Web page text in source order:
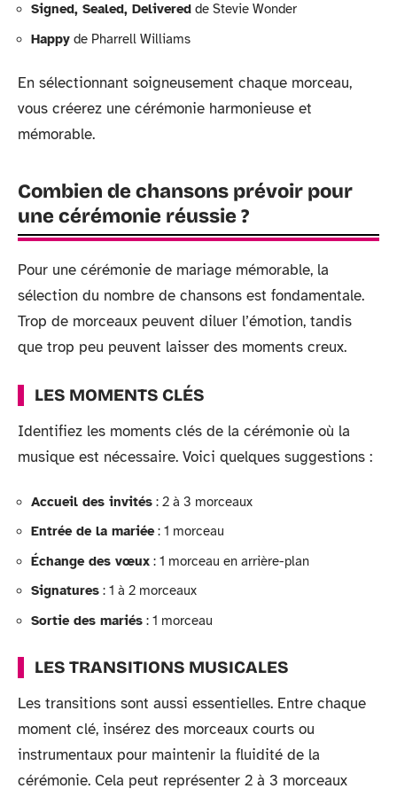
Signed, Sealed, Delivered de Stevie Wonder
Happy de Pharrell Williams
En sélectionnant soigneusement chaque morceau,
vous créerez une cérémonie harmonieuse et
mémorable.
Combien de chansons prévoir pour
une cérémonie réussie ?
Pour une cérémonie de mariage mémorable, la
sélection du nombre de chansons est fondamentale.
Trop de morceaux peuvent diluer l’émotion, tandis
que trop peu peuvent laisser des moments creux.
LES MOMENTS CLÉS
Identifiez les moments clés de la cérémonie où la
musique est nécessaire. Voici quelques suggestions :
Accueil des invités : 2 à 3 morceaux
Entrée de la mariée: 1 morceau
Échange des vœux : 1 morceau en arrière-plan
Signatures : 1 à 2 morceaux
Sortie des mariés : 1 morceau
LES TRANSITIONS MUSICALES
Les transitions sont aussi essentielles. Entre chaque
moment clé, insérez des morceaux courts ou
instrumentaux pour maintenir la fluidité de la
cérémonie. Cela peut représenter 2 à 3 morceaux